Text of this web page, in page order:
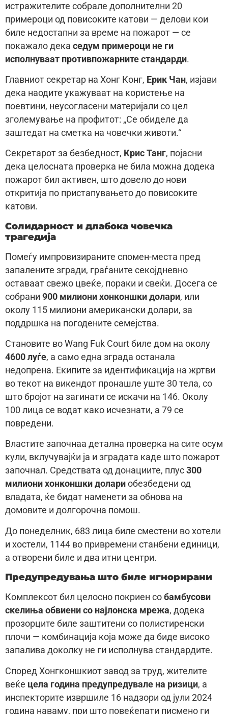
истражителите собралe дополнителни 20
примероци од повисоките катови — делови кои
биле недостапни за време на пожарот — се
покажало дека седум примероци не ги
исполнуваат противпожарните стандарди.
Главниот секретар на Хонг Конг, Ерик Чан, изјави
дека наодите укажуваат на користење на
поевтини, неусогласени материјали со цел
зголемување на профитот: „Се обиделе да
заштедат на сметка на човечки животи.“
Секретарот за безбедност, Крис Танг, појасни
дека целосната проверка не била можна додека
пожарот бил активен, што довело до нови
откритија по пристапувањето до повисоките
катови.
Солидарност и длабока човечка
трагедија
Помеѓу импровизираните спомен-мeста пред
запалените згради, граѓаните секојдневно
оставаат свежо цвеќе, пораки и свеќи. Досега се
собрани 900 милиони хонконшки долари, или
околу 115 милиони американски долари, за
поддршка на погодените семејства.
Становите во Wang Fuk Court биле дом на околу
4600 луѓе, а само една зграда останала
недопрена. Екипите за идентификација на жртви
во текот на викендот пронашле уште 30 тела, со
што бројот на загинати се искачи на 146. Околу
100 лица се водат како исчезнати, а 79 се
повредени.
Властите започнаа детална проверка на сите осум
кули, вклучувајќи ја и зградата каде што пожарот
започнал. Средствата од донациите, плус 300
милиони хонконшки долари обезбедени од
владата, ќе бидат наменети за обнова на
домовите и долгорочна помош.
До понеделник, 683 лица биле сместени во хотели
и хостели, 1144 во привремени станбени единици,
а отворени биле и два итни центри.
Предупредувања што биле игнорирани
Комплексот бил целосно покриен со бамбусови
скелиња обвиени со најлонска мрежа, додека
прозорците биле заштитени со полистиренски
плочи — комбинација која може да биде високо
запалива доколку не ги исполнува стандардите.
Според Хонгконшкиот завод за труд, жителите
веќе цела година предупредувале на ризици, а
инспекторите извршиле 16 надзори од јули 2024
година наваму, при што повеќепати писмено ги